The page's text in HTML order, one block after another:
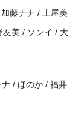
藤ナナ / 土屋美
美 / ソンイ / 大
/ ほのか / 福井